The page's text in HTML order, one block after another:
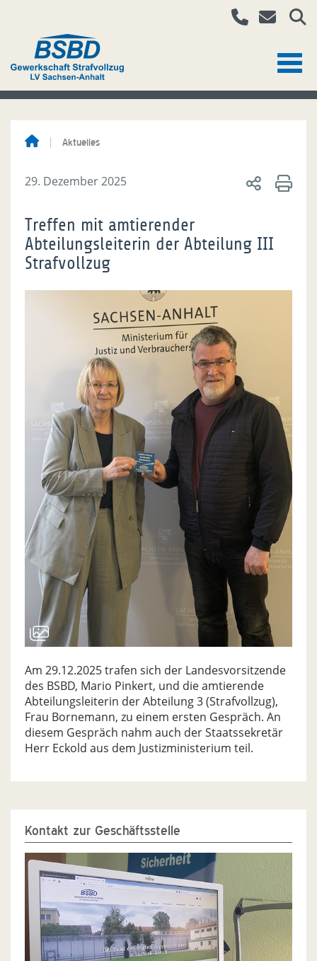
Aktuelles
29. Dezember 2025
Treffen mit amtierender
Abteilungsleiterin der Abteilung III
Strafvollzug
Am 29.12.2025 trafen sich der Landesvorsitzende
des BSBD, Mario Pinkert, und die amtierende
Abteilungsleiterin der Abteilung 3 (Strafvollzug),
Frau Bornemann, zu einem ersten Gespräch. An
diesem Gespräch nahm auch der Staatssekretär
Herr Eckold aus dem Justizministerium teil.
Kontakt zur Geschäftsstelle